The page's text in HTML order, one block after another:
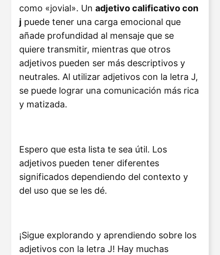
como «jovial». Un adjetivo calificativo con
j puede tener una carga emocional que
añade profundidad al mensaje que se
quiere transmitir, mientras que otros
adjetivos pueden ser más descriptivos y
neutrales. Al utilizar adjetivos con la letra J,
se puede lograr una comunicación más rica
y matizada.
Espero que esta lista te sea útil. Los
adjetivos pueden tener diferentes
significados dependiendo del contexto y
del uso que se les dé.
¡Sigue explorando y aprendiendo sobre los
adjetivos con la letra J! Hay muchas